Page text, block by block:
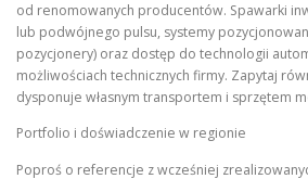
od renomowanych producentów. Spawarki
lub podwójnego pulsu, systemy
pozycjonery) oraz dostęp do technologii
możliwościach technicznych firmy. Zapytaj
dysponuje własnym transportem i sprzętem
Portfolio i doświadczenie w regionie
Poproś o referencje z wcześniej